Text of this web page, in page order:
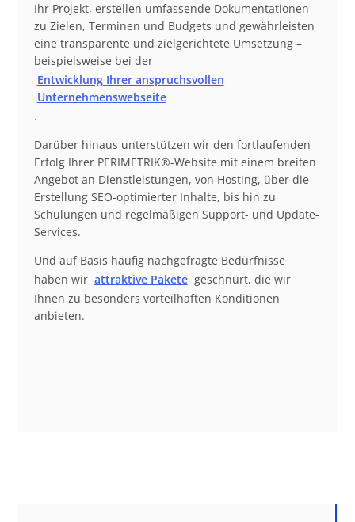
Ihr Projekt, erstellen umfassende Dokumentationen
zu Zielen, Terminen und Budgets und gewährleisten
eine transparente und zielgerichtete Umsetzung –
beispielsweise bei der
Entwicklung Ihrer anspruchsvollen
Unternehmenswebseite
.
Darüber hinaus unterstützen wir den fortlaufenden
Erfolg Ihrer PERIMETRIK®-Website mit einem breiten
Angebot an Dienstleistungen, von Hosting, über die
Erstellung SEO-optimierter Inhalte, bis hin zu
Schulungen und regelmäßigen Support- und Update-
Services.
Und auf Basis häufig nachgefragte Bedürfnisse
haben wir attraktive Pakete geschnürt, die wir
Ihnen zu besonders vorteilhaften Konditionen
anbieten.